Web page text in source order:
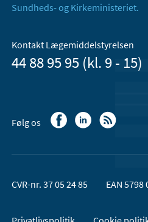
Sundheds- og Kirkeministeriet.
Kontakt Lægemiddelstyrelsen
44 88 95 95 (kl. 9 - 15)
Følg os
CVR-nr. 37 05 24 85 EAN 5798